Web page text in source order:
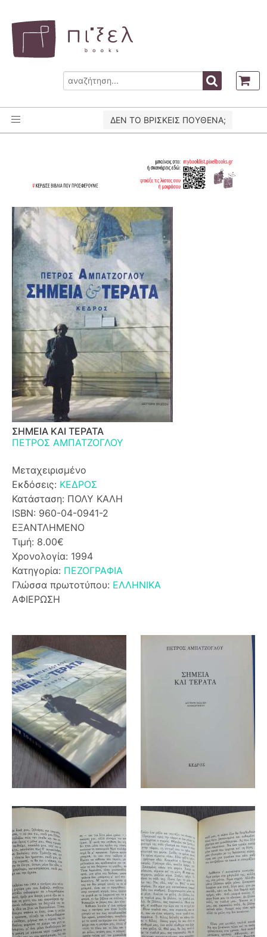
ΔΕΝ ΤΟ ΒΡΙΣΚΕΙΣ ΠΟΥΘΕΝΑ;
ΣΗΜΕΙΑ ΚΑΙ ΤΕΡΑΤΑ
ΠΕΤΡΟΣ ΑΜΠΑΤΖΟΓΛΟΥ
Μεταχειρισμένο
Εκδόσεις: ΚΕΔΡΟΣ
Κατάσταση: ΠΟΛΥ ΚΑΛΗ
ISBN: 960-04-0941-2
ΕΞΑΝΤΛΗΜΕΝΟ
Τιμή: 8.00€
Χρονολογία: 1994
Κατηγορία: ΠΕΖΟΓΡΑΦΙΑ
Γλώσσα πρωτοτύπου: ΕΛΛΗΝΙΚΑ
ΑΦΙΕΡΩΣΗ